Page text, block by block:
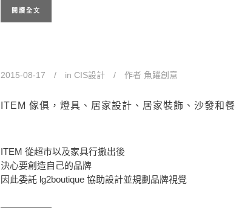
閱讀全文
2015-08-17 in CIS設計 作者 魚躍創意
ITEM 傢俱，燈具、居家設計、居家裝飾、沙發和
ITEM 從超市以及家具行撤出後
決心要創造自己的品牌
因此委託 lg2boutique 協助設計並規劃品牌視覺